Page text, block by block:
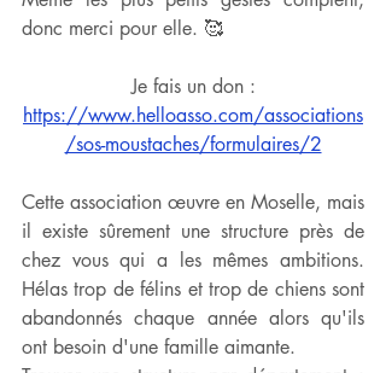
donc merci pour elle. 🥰
Je fais un don :
https://www.helloasso.com/associations
/sos-moustaches/formulaires/2
Cette association œuvre en Moselle, mais
il existe sûrement une structure près de
chez vous qui a les mêmes ambitions.
Hélas trop de félins et trop de chiens sont
abandonnés chaque année alors qu'ils
ont besoin d'une famille aimante.